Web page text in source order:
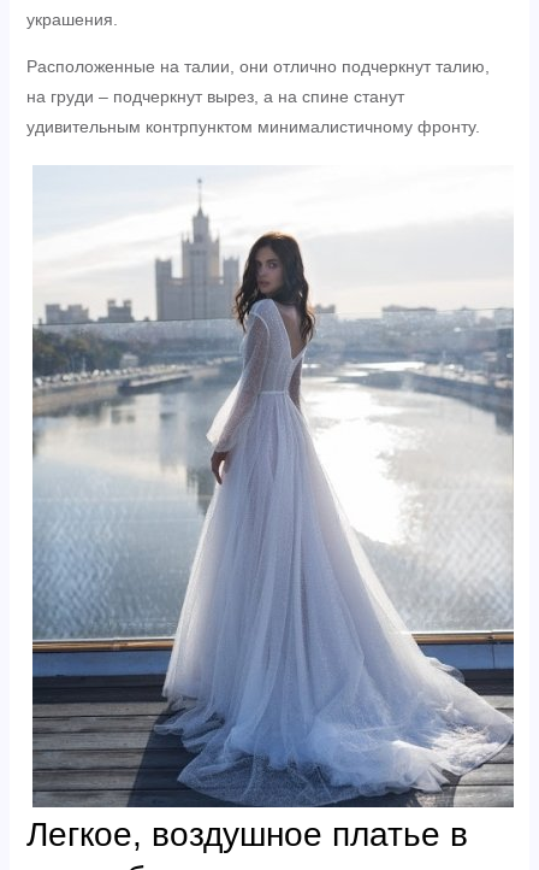
украшения.
Расположенные на талии, они отлично подчеркнут талию,
на груди – подчеркнут вырез, а на спине станут
удивительным контрпунктом минималистичному фронту.
Легкое, воздушное платье в